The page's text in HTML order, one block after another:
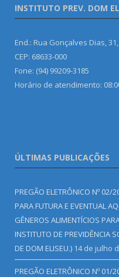
INSTITUTO PREV. DOM
End.: Rua Gonçalves Dias,
CEP: 68633-000
Fone: (94) 99209-3185
Horário de atendimento:
ÚLTIMAS PUBLICAÇÕES
PREGÃO ELETRÔNICO Nº 02/
PARA FUTURA E EVENTUAL
GÊNEROS ALIMENTÍCIOS
INSTITUTO DE PREVIDÊNCIA
DE DOM ELISEU.) 14 de julho
PREGÃO ELETRÔNICO Nº 01/